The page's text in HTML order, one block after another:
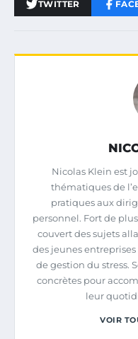
TWITTER
Nicolas Klein est
thématiques de
pratiques aux
personnel. Fort de
couvert des sujets
des jeunes
de gestion du stress.
concrètes pour
leur
VOIR